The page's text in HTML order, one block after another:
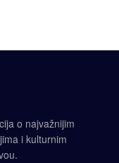
o najvažnijim
i kulturnim